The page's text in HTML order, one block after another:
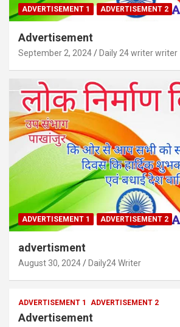
ADVERTISEMENT 1 ADVERTISEMENT 2
Advertisement
September 2, 2024 Daily 24 writer writer
ADVERTISEMENT 1 ADVERTISEMENT 2
advertisment
August 30, 2024 Daily24 Writer
ADVERTISEMENT 1 ADVERTISEMENT 2
Advertisement